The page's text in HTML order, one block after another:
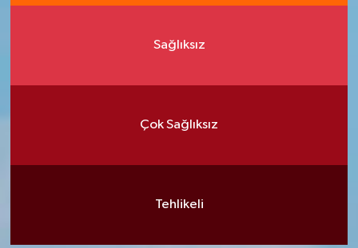
Sağlıksız
Çok Sağlıksız
Tehlikeli